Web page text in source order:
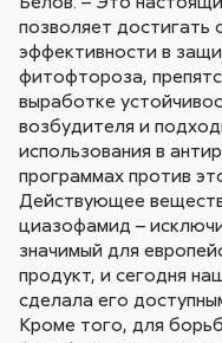
позволяет достигать
эффективности в
фитофтороза,
выработке
возбудителя и
использования в
программах против
Действующее
циазофамид –
значимый для
продукт, и сегодня
сделала его
Кроме того, для